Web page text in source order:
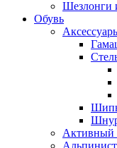
Шезлонги
Обувь
Активный